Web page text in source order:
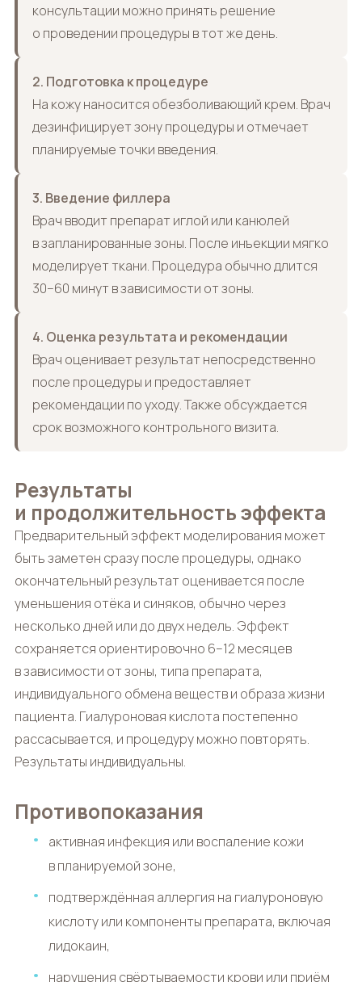
консультации можно принять решение
о проведении процедуры в тот же день.
2. Подготовка к процедуре
На кожу наносится обезболивающий крем. Врач
дезинфицирует зону процедуры и отмечает
планируемые точки введения.
3. Введение филлера
Врач вводит препарат иглой или канюлей
в запланированные зоны. После инъекции мягко
моделирует ткани. Процедура обычно длится
30–60 минут в зависимости от зоны.
4. Оценка результата и рекомендации
Врач оценивает результат непосредственно
после процедуры и предоставляет
рекомендации по уходу. Также обсуждается
срок возможного контрольного визита.
Результаты
и продолжительность эффекта
Предварительный эффект моделирования может
быть заметен сразу после процедуры, однако
окончательный результат оценивается после
уменьшения отёка и синяков, обычно через
несколько дней или до двух недель. Эффект
сохраняется ориентировочно 6–12 месяцев
в зависимости от зоны, типа препарата,
индивидуального обмена веществ и образа жизни
пациента. Гиалуроновая кислота постепенно
рассасывается, и процедуру можно повторять.
Результаты индивидуальны.
Противопоказания
активная инфекция или воспаление кожи
в планируемой зоне,
подтверждённая аллергия на гиалуроновую
кислоту или компоненты препарата, включая
лидокаин,
нарушения свёртываемости крови или приём